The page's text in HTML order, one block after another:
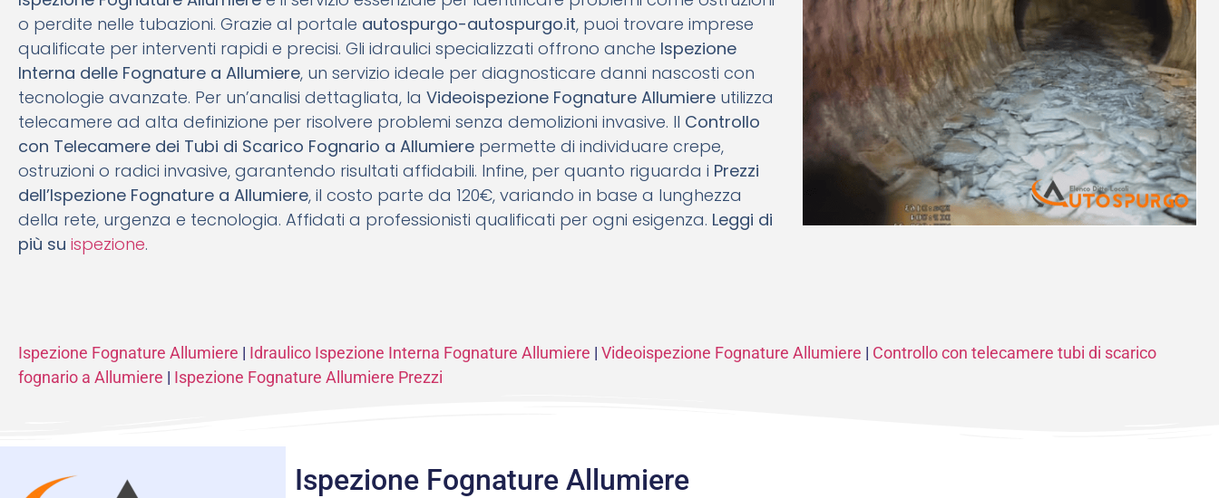
o perdite nelle tubazioni. Grazie al portale autospurgo-autospurgo.it, puoi trovare imprese
qualificate per interventi rapidi e precisi. Gli idraulici specializzati offrono anche Ispezione
Interna delle Fognature a Allumiere, un servizio ideale per diagnosticare danni nascosti con
tecnologie avanzate. Per un’analisi dettagliata, la Videoispezione Fognature Allumiere utilizza
telecamere ad alta definizione per risolvere problemi senza demolizioni invasive. Il Controllo
con Telecamere dei Tubi di Scarico Fognario a Allumiere permette di individuare crepe,
ostruzioni o radici invasive, garantendo risultati affidabili. Infine, per quanto riguarda i Prezzi
dell’Ispezione Fognature a Allumiere, il costo parte da 120€, variando in base a lunghezza
della rete, urgenza e tecnologia. Affidati a professionisti qualificati per ogni esigenza. Leggi di
più su ispezione.
Ispezione Fognature Allumiere | Idraulico Ispezione Interna Fognature Allumiere | Videoispezione Fognature Allumiere | Controllo con telecamere tubi di scarico
fognario a Allumiere | Ispezione Fognature Allumiere Prezzi
Ispezione Fognature Allumiere